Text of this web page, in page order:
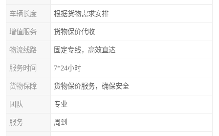
车辆长度 根据货物需求安排
增值服务 货物保价代收
物流线路 固定专线，高效直达
服务时间 7*24小时
货物保障 货物保价服务，确保安全
团队 专业
服务 周到